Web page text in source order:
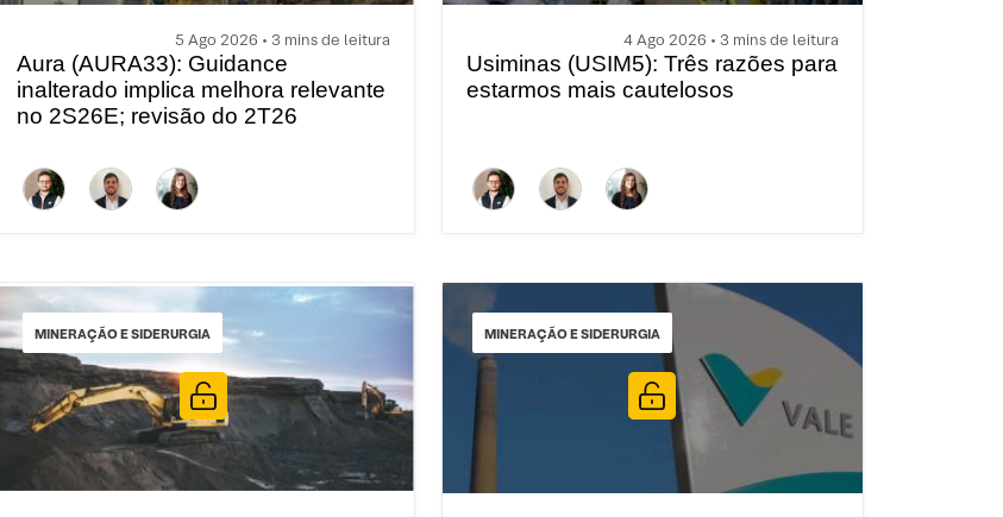
5 Ago 2026 • 3 mins de leitura
Aura (AURA33): Guidance
inalterado implica melhora relevante
no 2S26E; revisão do 2T26
4 Ago 2026 • 3 mins de leitura
Usiminas (USIM5): Três razões para
estarmos mais cautelosos
MINERAÇÃO E SIDERURGIA MINERAÇÃO E SIDERURGIA